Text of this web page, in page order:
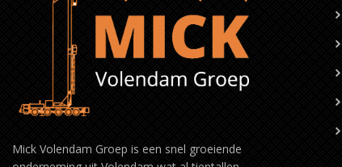
Mick Volendam Groep is een snel groeiende